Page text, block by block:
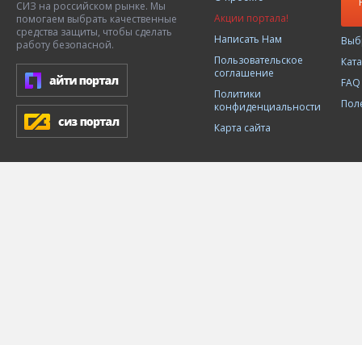
СИЗ на российском рынке. Мы
помогаем выбрать качественные
средства защиты, чтобы сделать
работу безопасной.
Акции портала!
Написать Нам
Пользовательское
соглашение
Политики
конфиденциальности
Карта сайта
FAQ